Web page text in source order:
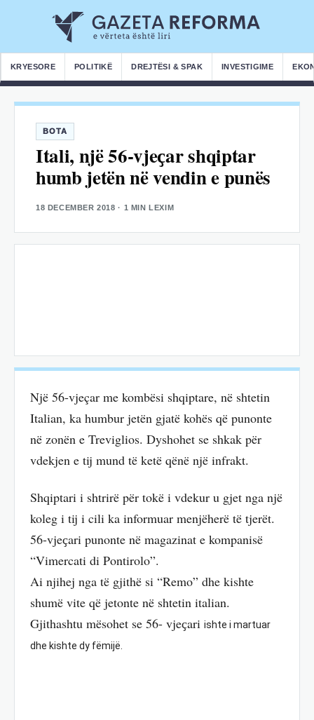
KRYESORE POLITIKË DREJTËSI & SPAK INVESTIGIME
BOTA
Itali, një 56-vjeҫar shqiptar
humb jetën në vendin e punës
18 DECEMBER 2018 · 1 MIN LEXIM
Një 56-vjeçar me kombësi shqiptare, në shtetin
Italian, ka humbur jetën gjatë kohës që punonte
në zonën e Treviglios. Dyshohet se shkak për
vdekjen e tij mund të ketë qënë një infrakt.
Shqiptari i shtrirë për tokë i vdekur u gjet nga një
koleg i tij i cili ka informuar menjëherë të tjerët.
56-vjeҫari punonte në magazinat e kompanisë
“Vimercati di Pontirolo”.
Ai njihej nga të gjithë si “Remo” dhe kishte
shumë vite që jetonte në shtetin italian.
Gjithashtu mësohet se 56- vjeҫari ishte i martuar
dhe kishte dy fëmijë.